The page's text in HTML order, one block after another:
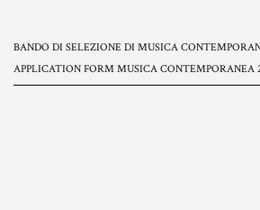
BANDO DI SELEZIONE DI MUSICA
APPLICATION FORM MUSICA CONTEMPORANEA